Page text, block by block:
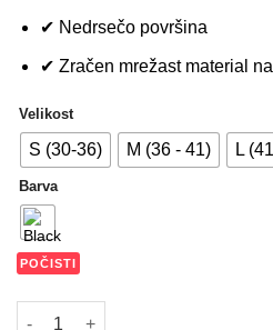
✔ Nedrsečo površina
✔ Zračen mrežast material
Velikost
S (30-36) M (36 - 41) L
Barva
POČISTI
Dvojni kolenski trak količina